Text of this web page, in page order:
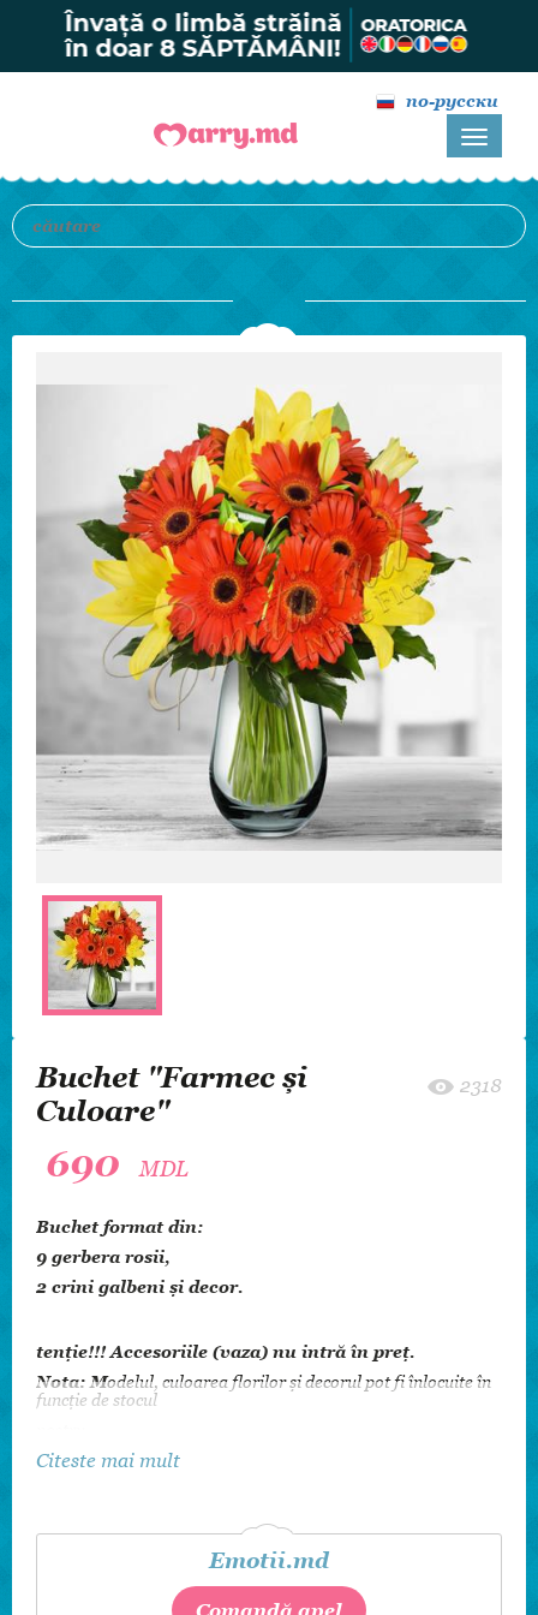
по-русски
Buchet "Farmec și
Culoare"
2318
690 MDL
Buchet format din:
9 gerbera rosii,
2 crini galbeni și decor.
tenție!!! Accesoriile (vaza) nu intră în preț.
Nota: Modelul, culoarea florilor și decorul pot fi înlocuite în
funcție de stocul
Buchet colorat plin de caldura si afectiune cu gerbera roșii si
afectiune. La Emotii.md selectam fiecare floare care compune
manual in atelierul nostru. Impachetam totul cu mare grija si
Citeste mai mult
Emotii.md
Comandă apel